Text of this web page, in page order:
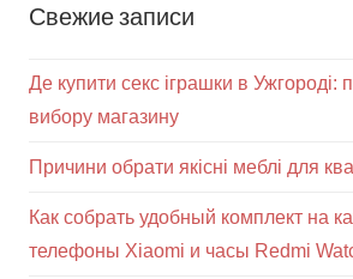
Свежие записи
Де купити секс іграшки в Ужгороді:
вибору магазину
Причини обрати якісні меблі для
Как собрать удобный комплект на
телефоны Xiaomi и часы Redmi